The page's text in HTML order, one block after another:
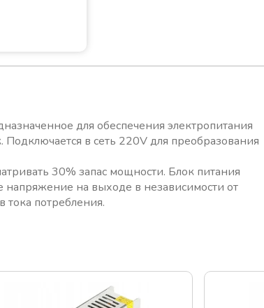
для обеспечения электропитания
в сеть 220V для преобразования
30% запас мощности. Блок питания
напряжение на выходе в независимости от
тока потребления.